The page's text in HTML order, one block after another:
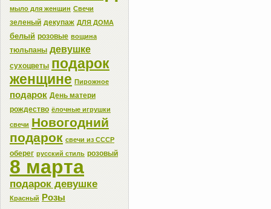
мыло для женщин Свечи
зеленый декупаж ДЛЯ ДОМА
белый розовые вощина
тюльпаны девушке
сухоцветы подарок
женщине Пирожное
подарок День матери
рождество ёлочные игрушки
свечи Новогодний
подарок свечи из СССР
оберег русский стиль розовый
8 марта
подарок девушке
Красный Розы